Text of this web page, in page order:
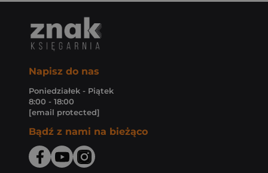
Napisz do nas
Poniedziałek - Piątek
8:00 - 18:00
[email protected]
Bądź z nami na bieżąco